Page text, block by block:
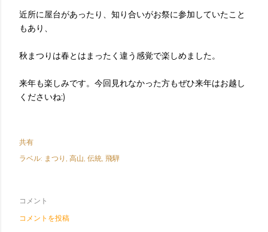
近所に屋台があったり、知り合いがお祭に参加していたこと
もあり、
秋まつりは春とはまったく違う感覚で楽しめました。
来年も楽しみです。今回見れなかった方もぜひ来年はお越し
くださいね:)
共有
ラベル: まつり 高山 伝統 飛騨
コメント
コメントを投稿